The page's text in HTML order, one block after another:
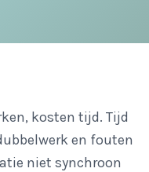
kosten tijd. Tijd
en fouten
niet synchroon